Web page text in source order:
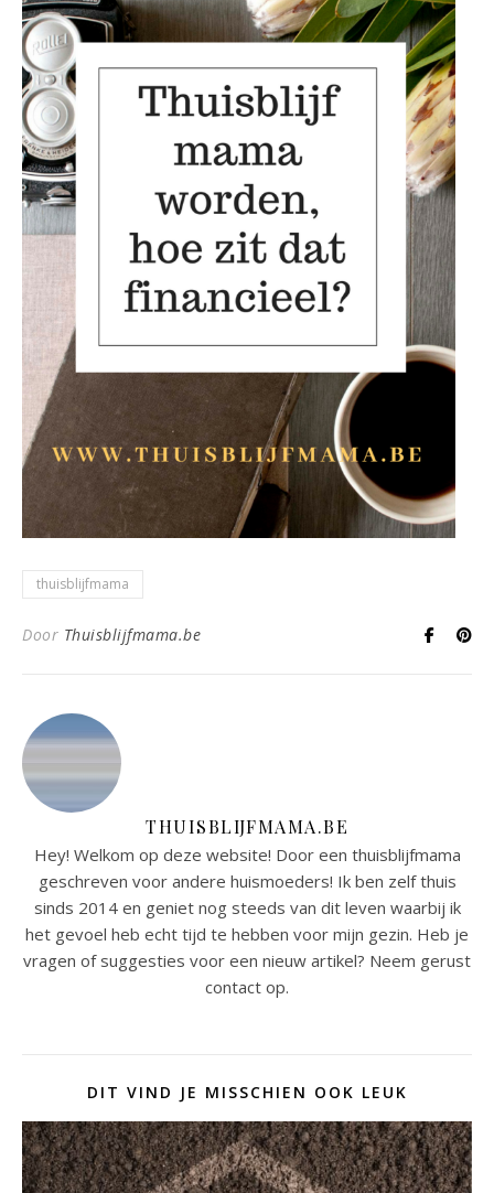
thuisblijfmama
Door Thuisblijfmama.be
THUISBLIJFMAMA.BE
Hey! Welkom op deze website! Door een thuisblijfmama
geschreven voor andere huismoeders! Ik ben zelf thuis
sinds 2014 en geniet nog steeds van dit leven waarbij ik
het gevoel heb echt tijd te hebben voor mijn gezin. Heb je
vragen of suggesties voor een nieuw artikel? Neem gerust
contact op.
DIT VIND JE MISSCHIEN OOK LEUK